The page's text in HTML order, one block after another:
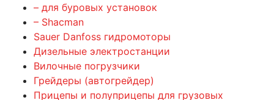
– для буровых установок
– Shacman
Sauer Danfoss гидромоторы
Дизельные электростанции
Вилочные погрузчики
Грейдеры (автогрейдер)
Прицепы и полуприцепы для грузовых